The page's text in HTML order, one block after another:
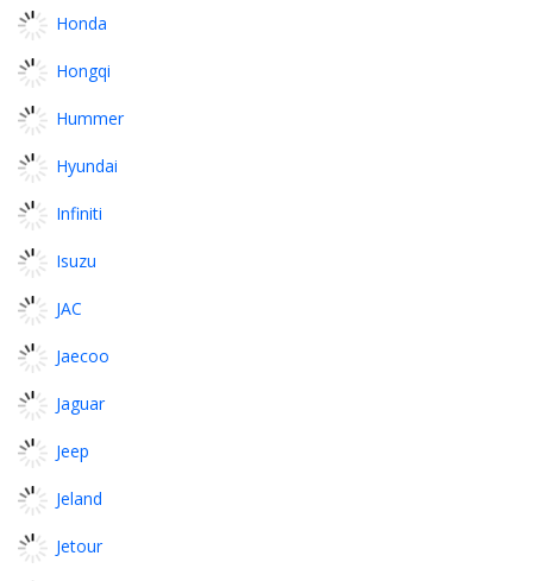
Honda
Hongqi
Hummer
Hyundai
Infiniti
Isuzu
JAC
Jaecoo
Jaguar
Jeep
Jeland
Jetour